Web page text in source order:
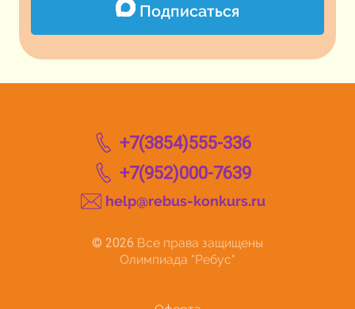
Подписаться
+7(3854)555-336
+7(952)000-7639
help@rebus-konkurs.ru
© 2026 Все права защищены
Олимпиада "Ребус"